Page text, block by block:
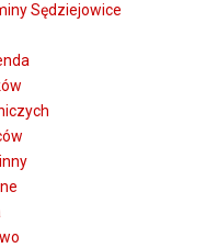
Sędziejowice